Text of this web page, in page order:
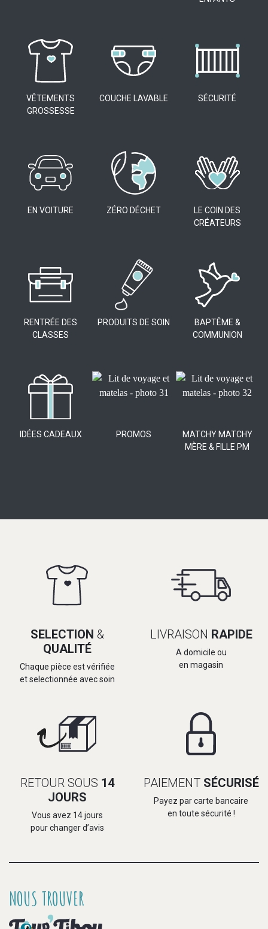
VÊTEMENTS
GROSSESSE
COUCHE LAVABLE SÉCURITÉ
EN VOITURE ZÉRO DÉCHET
LE COIN DES
CRÉATEURS
RENTRÉE DES
CLASSES
PRODUITS DE SOIN
BAPTÊME &
COMMUNION
IDÉES CADEAUX PROMOS
MATCHY MATCHY
MÈRE & FILLE PM
SELECTION &
QUALITÉ
Chaque pièce est vérifiée
et selectionnée avec soin
LIVRAISON RAPIDE
A domicile ou
en magasin
RETOUR SOUS 14
JOURS
Vous avez 14 jours
pour changer d’avis
PAIEMENT SÉCURISÉ
Payez par carte bancaire
en toute sécurité !
NOUS TROUVER